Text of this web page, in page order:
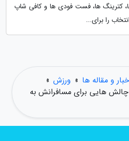
کترینگ ها، فست فودی ها و کافی شاپ
را برای...
و مقاله ها » ورزش »
هایی برای مسافرانش به